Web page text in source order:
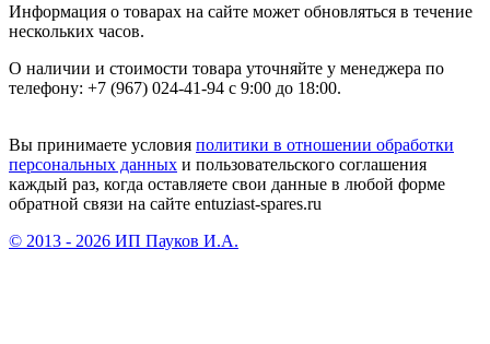
Информация о товарах на сайте может обновляться в течение
нескольких часов.
О наличии и стоимости товара уточняйте у менеджера по
телефону: +7 (967) 024-41-94 с 9:00 до 18:00.
Вы принимаете условия политики в отношении обработки
персональных данных и пользовательского соглашения
каждый раз, когда оставляете свои данные в любой форме
обратной связи на сайте entuziast-spares.ru
© 2013 - 2026 ИП Пауков И.А.